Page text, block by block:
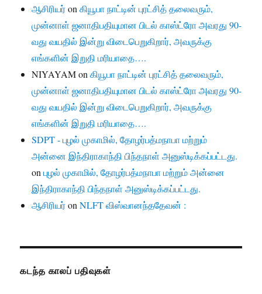
ஆசிரியர்onகியூபா நாட்டின் புரட்சித் தலைவரும்,
முன்னாள் ஜனாதிபதியுமான பிடல் காஸ்ட்ரோ அவரது 90-
வது வயதில் இன்று விடைபெறுகிறார், அவருக்கு
எங்களின் இறுதி மரியாதை….
NIYAYAMonகியூபா நாட்டின் புரட்சித் தலைவரும்,
முன்னாள் ஜனாதிபதியுமான பிடல் காஸ்ட்ரோ அவரது 90-
வது வயதில் இன்று விடைபெறுகிறார், அவருக்கு
எங்களின் இறுதி மரியாதை….
SDPT - புழல் முகாமில், தோழர்பத்மநாபா மற்றும்
அன்னை இந்திராகாந்தி பிந்தநாள் அனுஸ்டிக்கப்பட்டது.
onபுழல் முகாமில், தோழர்பத்மநாபா மற்றும் அன்னை
இந்திராகாந்தி பிந்தநாள் அனுஸ்டிக்கப்பட்டது.
ஆசிரியர்onNLFT விஸ்வானந்ததேவன் :
கடந்த காலப் பதிவுகள்